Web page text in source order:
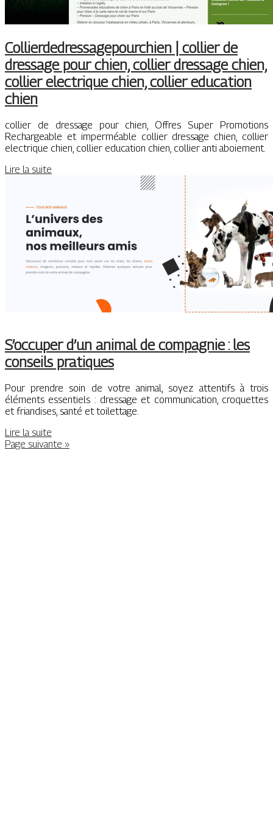
Col­lierdedres­sage­pourchien | collier de
dressage pour chien, collier dressage chien,
collier electrique chien, collier education
chien
collier de dressage pour chien, Offres Super Promotions
Rechargeable et imperméable collier dressage chien, collier
electrique chien, collier education chien, collier anti aboiement.
Lire la suite
S’occuper d’un animal de compagnie : les
conseils pratiques
Pour prendre soin de votre animal, soyez attentifs à trois
éléments essentiels : dressage et communication, croquettes
et friandises, santé et toilettage.
Lire la suite
Page suivante »